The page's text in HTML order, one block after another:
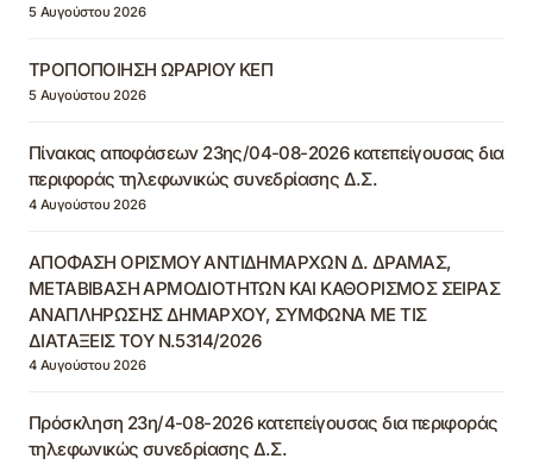
5 Αυγούστου 2026
ΤΡΟΠΟΠΟΙΗΣΗ ΩΡΑΡΙΟΥ ΚΕΠ
5 Αυγούστου 2026
Πίνακας αποφάσεων 23ης/04-08-2026 κατεπείγουσας δια
περιφοράς τηλεφωνικώς συνεδρίασης Δ.Σ.
4 Αυγούστου 2026
ΑΠΟΦΑΣΗ ΟΡΙΣΜΟΥ ΑΝΤΙΔΗΜΑΡΧΩΝ Δ. ΔΡΑΜΑΣ,
ΜΕΤΑΒΙΒΑΣΗ ΑΡΜΟΔΙΟΤΗΤΩΝ ΚΑΙ ΚΑΘΟΡΙΣΜΟΣ ΣΕΙΡΑΣ
ΑΝΑΠΛΗΡΩΣΗΣ ΔΗΜΑΡΧΟΥ, ΣΥΜΦΩΝΑ ΜΕ ΤΙΣ
ΔΙΑΤΑΞΕΙΣ ΤΟΥ Ν.5314/2026
4 Αυγούστου 2026
Πρόσκληση 23η/4-08-2026 κατεπείγουσας δια περιφοράς
τηλεφωνικώς συνεδρίασης Δ.Σ.